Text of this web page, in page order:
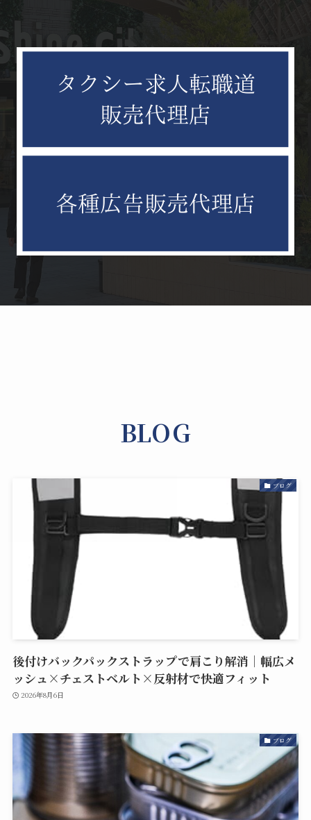
BLOG
ブログ
後付けバックパックストラップで肩こり解消｜幅広メ
ッシュ×チェストベルト×反射材で快適フィット
2026年8月6日
ブログ